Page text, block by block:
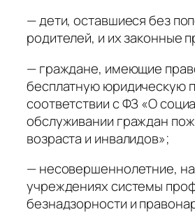
— дети, оставшиеся без
родителей, и их законные
— граждане, имеющие
бесплатную юридическую
соответствии с ФЗ «О
обслуживании граждан
возраста и инвалидов»;
— несовершеннолетние,
учреждениях системы
безнадзорности и